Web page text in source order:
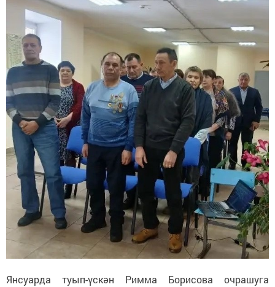
Янсуарда туып-үскән Римма Борисова очрашуга